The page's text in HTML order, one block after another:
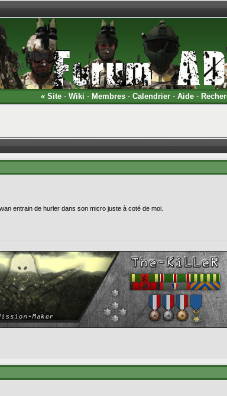
« Site - Wiki - Membres - Calendrier - Aide -
entrain de hurler dans son micro juste à coté de moi.